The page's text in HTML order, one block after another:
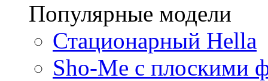
Популярные модели
Стационарный Hella
Sho-Me с плоскими